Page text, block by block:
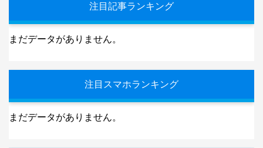
注目記事ランキング
まだデータがありません。
注目スマホランキング
まだデータがありません。